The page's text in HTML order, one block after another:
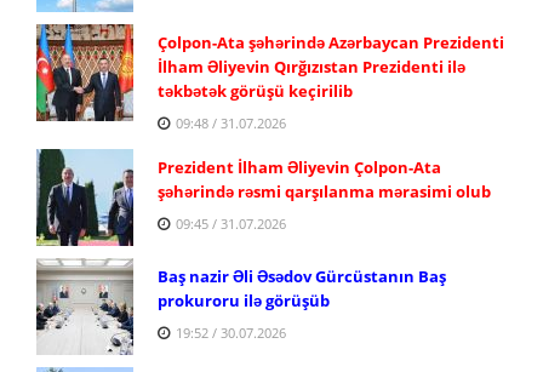
Çolpon-Ata şəhərində Azərbaycan Prezidenti
İlham Əliyevin Qırğızıstan Prezidenti ilə
təkbətək görüşü keçirilib
09:48 / 31.07.2026
Prezident İlham Əliyevin Çolpon-Ata
şəhərində rəsmi qarşılanma mərasimi olub
09:45 / 31.07.2026
Baş nazir Əli Əsədov Gürcüstanın Baş
prokuroru ilə görüşüb
19:52 / 30.07.2026